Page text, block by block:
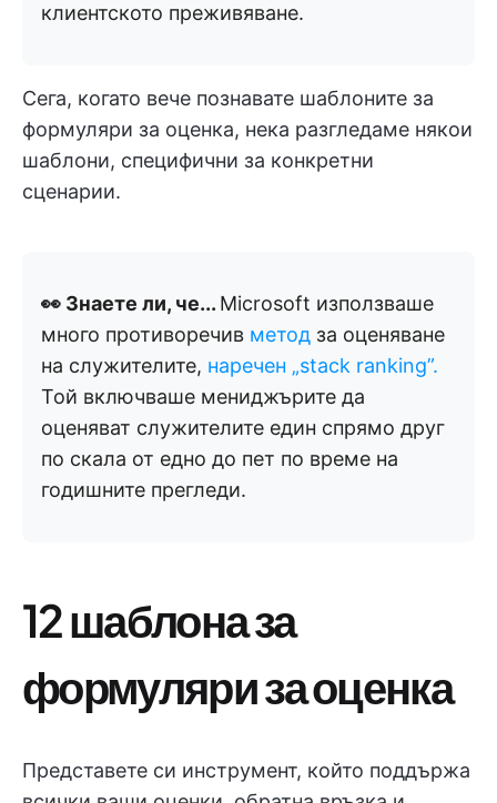
клиентското преживяване.
Сега, когато вече познавате шаблоните за
формуляри за оценка, нека разгледаме някои
шаблони, специфични за конкретни
сценарии.
👀 Знаете ли, че... Microsoft използваше
много противоречив метод за оценяване
на служителите, наречен „stack ranking”.
Той включваше мениджърите да
оценяват служителите един спрямо друг
по скала от едно до пет по време на
годишните прегледи.
12 шаблона за
формуляри за оценка
Представете си инструмент, който поддържа